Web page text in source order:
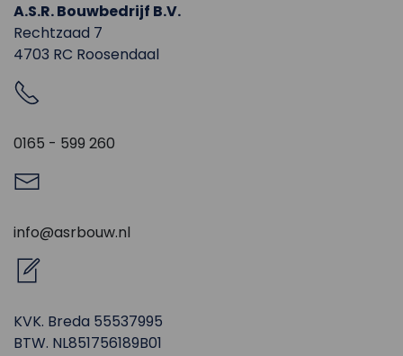
A.S.R. Bouwbedrijf B.V.
Rechtzaad 7
4703 RC Roosendaal
0165 - 599 260
info@asrbouw.nl
KVK. Breda 55537995
BTW. NL851756189B01